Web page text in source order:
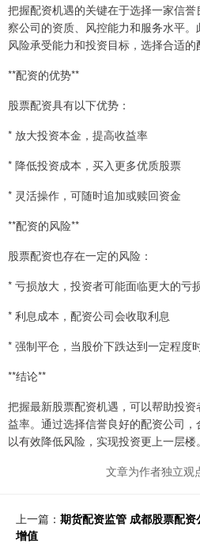
把握配资机遇的关键在于选择一家信
察公司的资质、风控能力和服务水平
风险承受能力和投资目标，选择合适的
**配资的优势**
股票配资具有以下优势：
* 放大投资本金，提高收益率
* 降低投资成本，买入更多优质股票
* 灵活操作，可随时追加或赎回资金
**配资的风险**
股票配资也存在一定的风险：
* 亏损放大，投资者可能面临更大的亏
* 利息成本，配资公司会收取利息
* 强制平仓，当股价下跌达到一定程度
**结论**
把握最新股票配资机遇，可以帮助投
益率。通过选择信誉良好的配资公司
以有效降低风险，实现投资更上一层楼。
文章为作者独立观
上一篇： 期货配资监管 成都股票配
增值